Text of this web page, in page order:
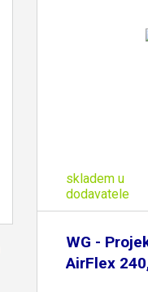
skladem u
dodavatele
WG -
AirFlex